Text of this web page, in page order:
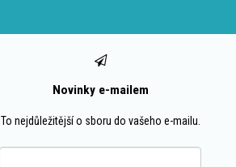
Novinky e-mailem
To nejdůležitější o sboru do vašeho e-mailu.